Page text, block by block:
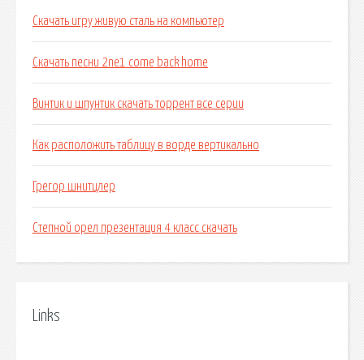
Скачать игру живую сталь на компьютер
Скачать песни 2ne1 come back home
Винтик и шпунтик скачать торрент все серии
Как расположить таблицу в ворде вертикально
Грегор шнитцлер
Степной орел презентация 4 класс скачать
Links